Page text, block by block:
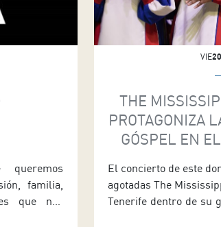
queremos
familia,
que nos
VIE20
THE
PROTAGONIZA
GÓSPEL EN
El concierto de este
agotadas The
Tenerife dentro de su